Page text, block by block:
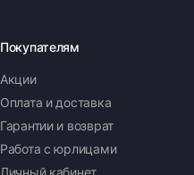
Покупателям
Акции
Оплата и доставка
Гарантии и возврат
Работа с юрлицами
Личный кабинет